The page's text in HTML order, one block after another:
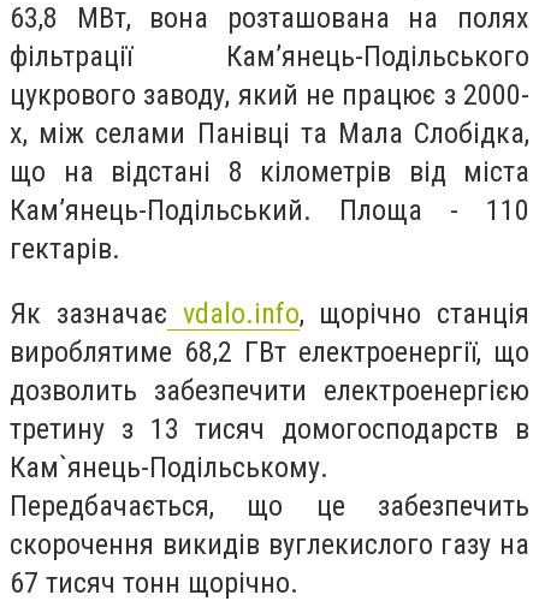
63,8 МВт, вона розташована на полях
фільтрації Кам’янець-Подільського
цукрового заводу, який не працює з 2000-
х, між селами Панівці та Мала Слобідка,
що на відстані 8 кілометрів від міста
Кам’янець-Подільський. Площа - 110
гектарів.
Як зазначає vdalo.info, щорічно станція
вироблятиме 68,2 ГВт електроенергії, що
дозволить забезпечити електроенергією
третину з 13 тисяч домогосподарств в
Кам`янець-Подільському.
Передбачається, що це забезпечить
скорочення викидів вуглекислого газу на
67 тисяч тонн щорічно.